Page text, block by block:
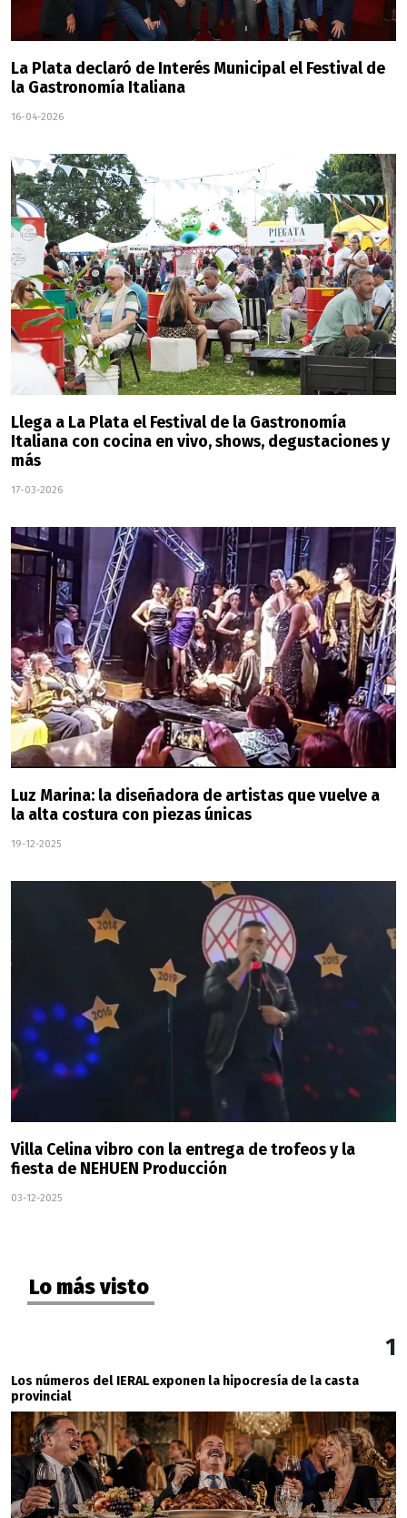
La Plata declaró de Interés Municipal el Festival de
la Gastronomía Italiana
16-04-2026
Llega a La Plata el Festival de la Gastronomía
Italiana con cocina en vivo, shows, degustaciones y
más
17-03-2026
Luz Marina: la diseñadora de artistas que vuelve a
la alta costura con piezas únicas
19-12-2025
Villa Celina vibro con la entrega de trofeos y la
fiesta de NEHUEN Producción
03-12-2025
Lo más visto
1
Los números del IERAL exponen la hipocresía de la casta
provincial